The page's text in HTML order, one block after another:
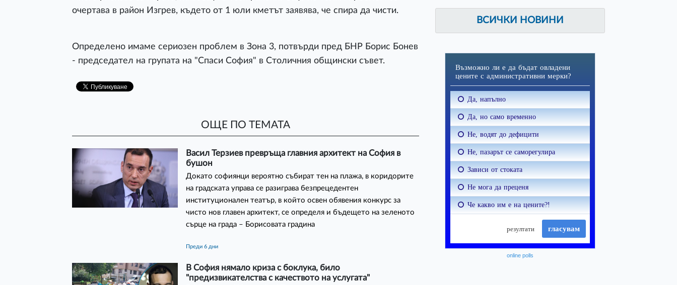
очертава в район Изгрев, където от 1 юли кметът заявява, че спира да чисти.
Определено имаме сериозен проблем в Зона 3, потвърди пред БНР Борис Бонев
- председател на групата на "Спаси София" в Столичния общински съвет.
ОЩЕ ПО ТЕМАТА
Васил Терзиев превръща главния архитект на София в
бушон
Докато софиянци вероятно събират тен на плажа, в коридорите
на градската управа се разиграва безпрецедентен
институционален театър, в който освен обявения конкурс за
чисто нов главен архитект, се определя и бъдещето на зеленото
сърце на града – Борисовата градина
преди 6 дни
В София нямало криза с боклука, било
"предизвикателства с качеството на услугата"
ВСИЧКИ НОВИНИ
online polls